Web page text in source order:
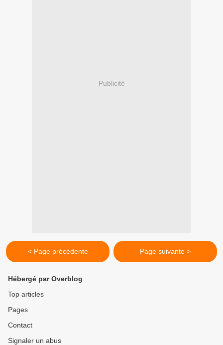
Publicité
< Page précédente Page suivante >
Hébergé par Overblog
Top articles
Pages
Contact
Signaler un abus